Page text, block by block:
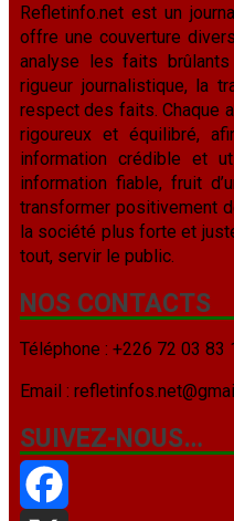
Refletinfo.net est un
offre une couverture
analyse les faits
rigueur journalistique, la
respect des faits. Chaque
rigoureux et équilibré,
information crédible et
information fiable, fruit
transformer positivement
la société plus forte et
tout, servir le public.
NOS CONTACTS
Téléphone : +226 72 03 83
Email :
SUIVEZ-NOUS…